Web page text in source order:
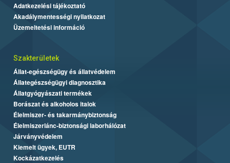
Adatkezelési tájékoztató
Akadálymentességi nyilatkozat
Üzemeltetési információ
Szakterületek
Állat-egészségügy és állatvédelem
Állategészségügyi diagnosztika
Állatgyógyászati termékek
Borászat és alkoholos italok
Élelmiszer- és takarmánybiztonság
Élelmiszerlánc-biztonsági laborhálózat
Járványvédelem
Kiemelt ügyek, EUTR
Kockázatkezelés